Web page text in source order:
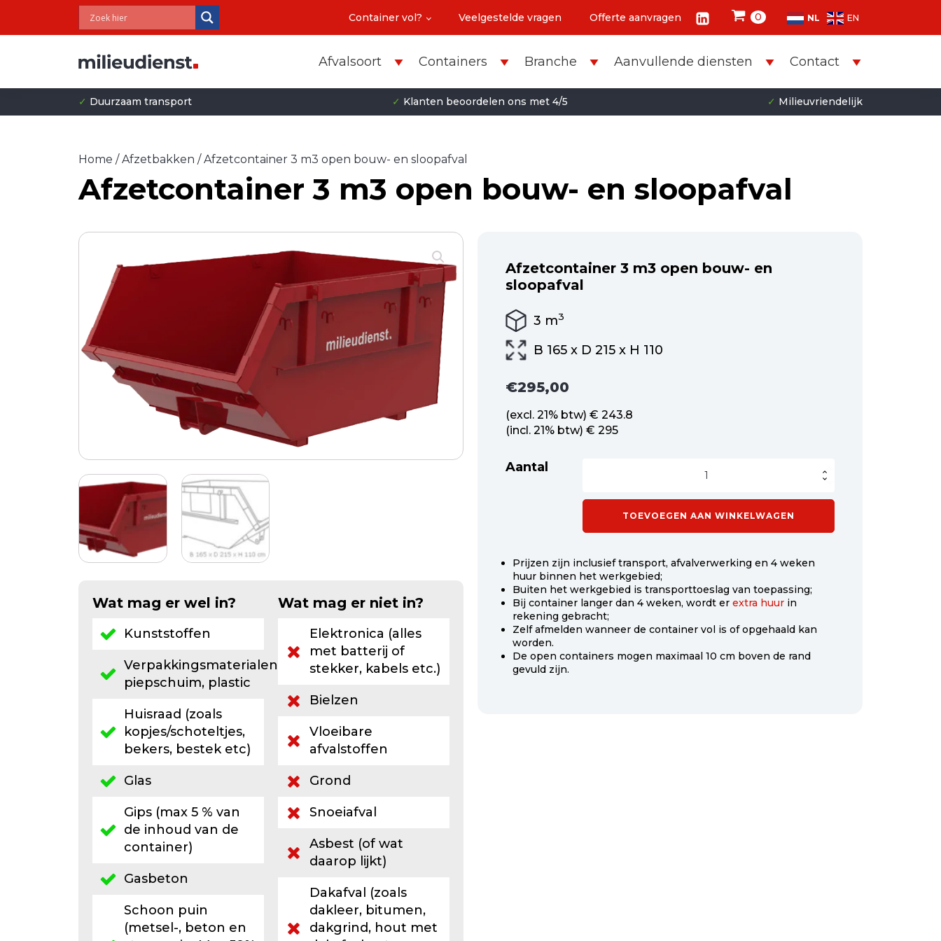
Container vol? Veelgestelde vragen Offerte aanvragen 0 NL EN
Afvalsoort Containers Branche Aanvullende diensten Contact
✓ Duurzaam transport ✓ Klanten beoordelen ons met 4/5 ✓ Milieuvriendelijk
Home /Afzetbakken / Afzetcontainer 3 m3 open bouw- en sloopafval
Afzetcontainer 3 m3 open bouw- en sloopafval
Wat mag er wel in?
Kunststoffen
Verpakkingsmaterialen,
piepschuim, plastic
Huisraad (zoals
kopjes/schoteltjes,
bekers, bestek etc)
Glas
Gips (max 5 % van
de inhoud van de
container)
Gasbeton
Schoon puin
(metsel-, beton en
Wat mag er niet in?
Elektronica (alles
met batterij of
stekker, kabels etc.)
Bielzen
Vloeibare
afvalstoffen
Grond
Snoeiafval
Asbest (of wat
daarop lijkt)
Dakafval (zoals
dakleer, bitumen,
dakgrind, hout met
Afzetcontainer 3 m3 open bouw- en
sloopafval
3 m3
B 165 x D 215 x H 110
€295,00
(excl. 21% btw) € 243.8
(incl. 21% btw) € 295
Aantal
open
TOEVOEGEN AAN WINKELWAGEN
Prijzen zijn inclusief transport, afvalverwerking en 4 weken
huur binnen het werkgebied;
Buiten het werkgebied is transporttoeslag van toepassing;
Bij container langer dan 4 weken, wordt er extra huur in
rekening gebracht;
Zelf afmelden wanneer de container vol is of opgehaald kan
worden.
De open containers mogen maximaal 10 cm boven de rand
gevuld zijn.